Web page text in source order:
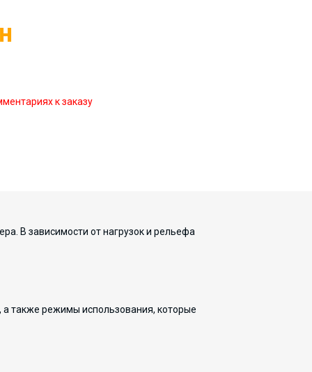
к заказу
В зависимости от нагрузок и рельефа
а также режимы использования, которые